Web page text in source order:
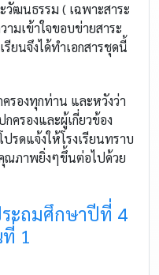
ฒนธรรม ( เฉพาะสาระ
มเข้าใจขอบข่ายสาระ
ยนจึงได้ทำเอกสารชุดนี้
รองทุกท่าน และหวังว่า
ครองและผู้เกี่ยวข้อง
รดแจ้งให้โรงเรียนทราบ
ณภาพยิ่งๆขึ้นต่อไปด้วย
ะถมศึกษาปีที่ 4
1